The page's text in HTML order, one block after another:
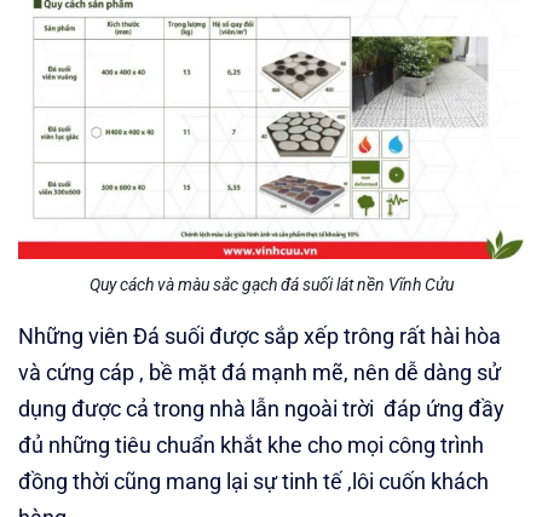
Quy cách và màu sắc gạch đá suối lát nền Vĩnh Cửu
Những viên Đá suối được sắp xếp trông rất hài hòa
và cứng cáp , bề mặt đá mạnh mẽ, nên dễ dàng sử
dụng được cả trong nhà lẫn ngoài trời đáp ứng đầy
đủ những tiêu chuẩn khắt khe cho mọi công trình
đồng thời cũng mang lại sự tinh tế ,lôi cuốn khách